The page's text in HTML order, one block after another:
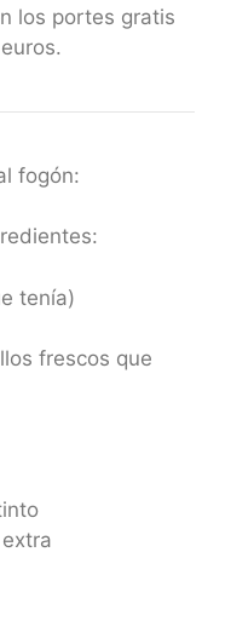
los portes gratis
fogón:
tenía)
frescos que